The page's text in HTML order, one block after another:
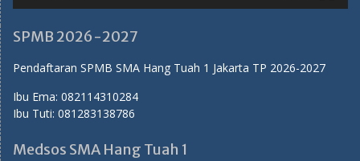
SPMB 2026-2027
Pendaftaran SPMB SMA Hang Tuah 1 Jakarta TP 2026-2027
Ibu Ema: 082114310284
Ibu Tuti: 081283138786
Medsos SMA Hang Tuah 1